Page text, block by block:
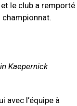
le club a remporté
championnat.
Kaepernick
avec l’équipe à